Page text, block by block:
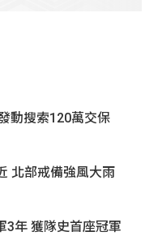
動搜索120萬交保
北部戒備強風大雨
3年 獲隊史首座冠軍